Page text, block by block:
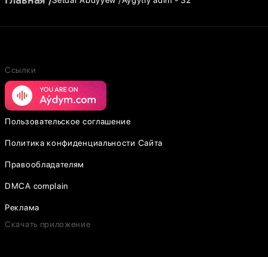
Ссылки
Пользовательское соглашение
Политика конфиденциальности Сайта
Правообладателям
DMCA complain
Реклама
Скачать приложение